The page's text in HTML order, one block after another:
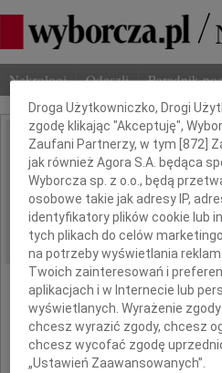
Nekrologi Odeszli Poradnik
IMIĘ I NAZWISKO:
REGION: cała Polska
DATA EMISJI: 19.01.2010
Z
Dbamy o Twoją prywatność
Droga Użytkowniczko, Drogi
zgodę klikając "Akceptuję",
Zaufani Partnerzy, w tym [872 ]
jak również Agora S.A. będąca
Wyborcza sp. z o.o., będą
osobowe takie jak adresy IP,
identyfikatory plików cookie lub
tych plikach do celów
na potrzeby wyświetlania
Twoich zainteresowań i
aplikacjach i w Internecie lub
wyświetlanych. Wyrażenie
chcesz wyrazić zgody, chcesz
chcesz wycofać zgodę
„Ustawień Zaawansowanych”.